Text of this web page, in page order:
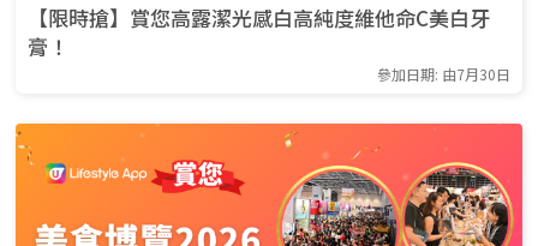
【限時搶】賞您高露潔光感白高純度維他命C美白牙
膏！
參加日期: 由7月30日